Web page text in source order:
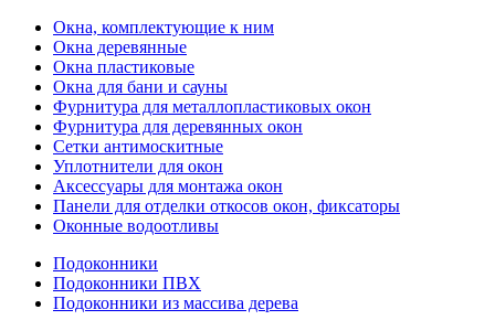
Окна, комплектующие к ним
Окна деревянные
Окна пластиковые
Окна для бани и сауны
Фурнитура для металлопластиковых окон
Фурнитура для деревянных окон
Сетки антимоскитные
Уплотнители для окон
Аксессуары для монтажа окон
Панели для отделки откосов окон, фиксаторы
Оконные водоотливы
Подоконники
Подоконники ПВХ
Подоконники из массива дерева